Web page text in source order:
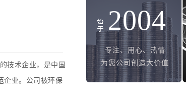
技术企业，是中国
企业。公司被环保
2004
专注、用心、热情
为您公司创造大价值